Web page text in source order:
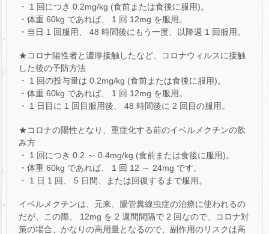
・ 1 回につき 0.2mg/kg (食前または食後に服用)。
・体重 60kg であれば、 1 回 12mg を服用。
・当日 1 回服用、 48 時間後にもう一度、以降週 1 回服用。
★コロナ陽性者と濃厚接触したなど、コロナウィルスに接触
した後の予防方法
・ 1 回の投与量は 0.2mg/kg (食前または食後に服用)。
・体重 60kg であれば、 1 回 12mg を服用。
・ 1 日目に 1 回目服用後、 48 時間後に 2 回目の服用。
★コロナの陽性となり、重症化する前のイベルメクチンの飲
み方
・ 1 回につき 0.2 ～ 0.4mg/kg (食前または食後に服用)。
・体重 60kg であれば、 1 回 12 ～ 24mg です。
・ 1 日 1 回、 5 日間、または回復するまで服用。
イベルメクチンは、元来、腸管糞線虫症の治療に使われるの
だが、この際、 12mg を 2 週間間隔で 2 回なので、コロナ対
策の場合、かなりの高用量となるので、副作用のリスクは高